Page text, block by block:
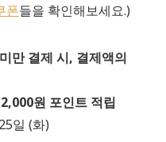
폰들을 확인해보세요.)
만 결제 시, 결제액의
원 포인트 적립
일 (화)